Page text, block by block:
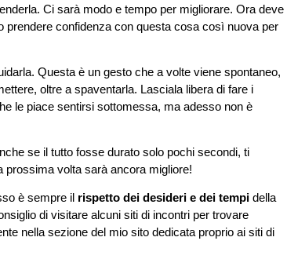
Ci sarà modo e tempo per migliorare. Ora deve
prendere confidenza con questa cosa così nuova per
Questa è un gesto che a volte viene spontaneo,
oltre a spaventarla. Lasciala libera di fare i
le piace sentirsi sottomessa, ma adesso non è
se il tutto fosse durato solo pochi secondi, ti
prossima volta sarà ancora migliore!
è sempre il rispetto dei desideri e dei tempi della
di visitare alcuni siti di incontri per trovare
nella sezione del mio sito dedicata proprio ai siti di